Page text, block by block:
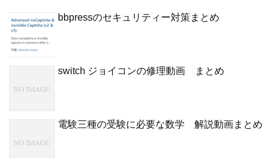
bbpressのセキュリティー対策まとめ
switch ジョイコンの修理動画 まとめ
電験三種の受験に必要な数学 解説動画まとめ